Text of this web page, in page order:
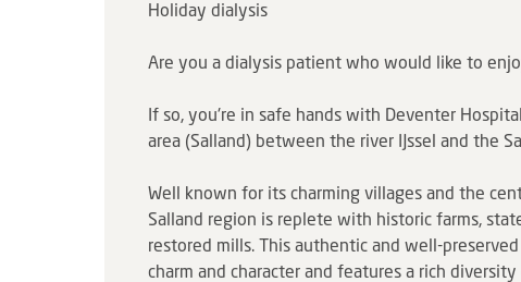
Holiday dialysis
Are you a dialysis patient who would like to
If so, you're in safe hands with Deventer
area (Salland) between the river IJssel and the
Well known for its charming villages and the
Salland region is replete with historic farms,
restored mills. This authentic and well-
charm and character and features a rich